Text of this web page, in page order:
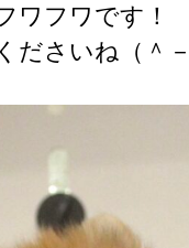
ワフワです！
ださいね（＾